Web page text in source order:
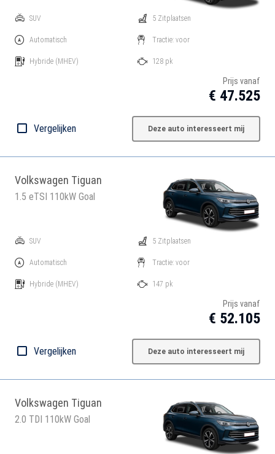
SUV
Automatisch
Hybride (MHEV)
5 Zitplaatsen
Tractie: voor
128 pk
Prijs vanaf
€ 47.525
Vergelijken Deze auto interesseert mij
Volkswagen Tiguan
1.5 eTSI 110kW Goal
SUV
Automatisch
Hybride (MHEV)
5 Zitplaatsen
Tractie: voor
147 pk
Prijs vanaf
€ 52.105
Vergelijken Deze auto interesseert mij
Volkswagen Tiguan
2.0 TDI 110kW Goal